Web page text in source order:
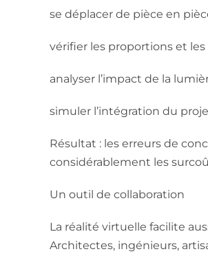
se déplacer de pièce en
vérifier les proportions et
analyser l’impact de la
simuler l’intégration du
Résultat : les erreurs de
considérablement les
Un outil de collaboration
La réalité virtuelle facilite
Architectes, ingénieurs,